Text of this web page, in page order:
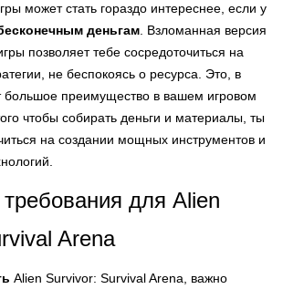
может стать гораздо интереснее, если у
деньгам . Взломанная версия
позволяет тебе сосредоточиться на
не беспокоясь о ресурса. Это, в
большое преимущество в вашем игровом
чтобы собирать деньги и материалы, ты
на создании мощных инструментов и
для Alien
Arena
Alien Survivor: Survival Arena, важно